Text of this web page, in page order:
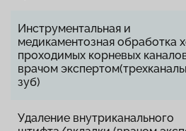
Инструментальная и
медикаментозная обработка
проходимых корневых
врачом
зуб)
Удаление внутриканального